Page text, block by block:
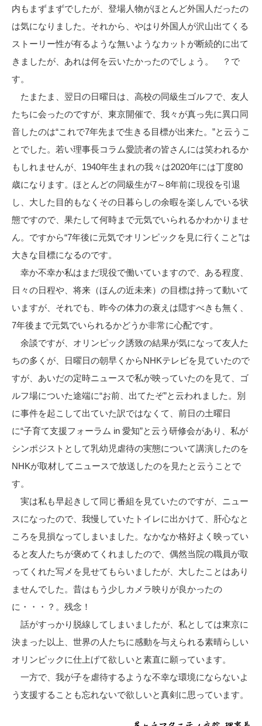
内もまずまずでしたが、登場人物がほとんど外国人だったの
は気になりました。それから、やはり外国人が沢山出てくる
ストーリー性が有るような無いようなカットが断続的に出て
きましたが、あれは何を云いたかったのでしょう。 ？で
す。
たまたま、翌日の日曜日は、高校の同級生ゴルフで、友人
たちに会ったのですが、東京開催で、我々が真っ先に異口同
音したのは“これで7年先まで生きる目標が出来た。”と云うこ
とでした。若い理事長コラム愛読者の皆さんには笑われるか
もしれませんが、1940年生まれの我々は2020年には丁度80
歳になります。ほとんどの同級生が7～8年前に現役を引退
し、大した目的もなくその日暮らしの余暇を楽しんでいる状
態ですので、果たして何時まで元気でいられるかわかりませ
ん。ですから“7年後に元気でオリンピックを見に行くこと”は
大きな目標になるのです。
幸か不幸か私はまだ現役で働いていますので、ある程度、
日々の日程や、将来（ほんの近未来）の目標は持って動いて
いますが、それでも、昨今の体力の衰えは隠すべきも無く、
7年後まで元気でいられるかどうか非常に心配です。
余談ですが、オリンピック誘致の結果が気になって友人た
ちの多くが、日曜日の朝早くからNHKテレビを見ていたので
すが、あいだの定時ニュースで私が映っていたのを見て、ゴ
ルフ場についた途端に“お前、出てたぞ”と云われました。別
に事件を起こして出ていた訳ではなくて、前日の土曜日
に“子育て支援フォーラム in 愛知”と云う研修会があり、私が
シンポジストとして乳幼児虐待の実態について講演したのを
NHKが取材してニュースで放送したのを見たと云うことで
す。
実は私も早起きして同じ番組を見ていたのですが、ニュー
スになったので、我慢していたトイレに出かけて、肝心なと
ころを見損なってしまいました。なかなか格好よく映ってい
ると友人たちが褒めてくれましたので、偶然当院の職員が取
ってくれた写メを見せてもらいましたが、大したことはあり
ませんでした。昔はもう少しカメラ映りが良かったの
に・・・？。残念！
話がすっかり脱線してしまいましたが、私としては東京に
決まった以上、世界の人たちに感動を与えられる素晴らしい
オリンピックに仕上げて欲しいと素直に願っています。
一方で、我が子を虐待するような不幸な環境にならないよ
う支援することも忘れないで欲しいと真剣に思っています。